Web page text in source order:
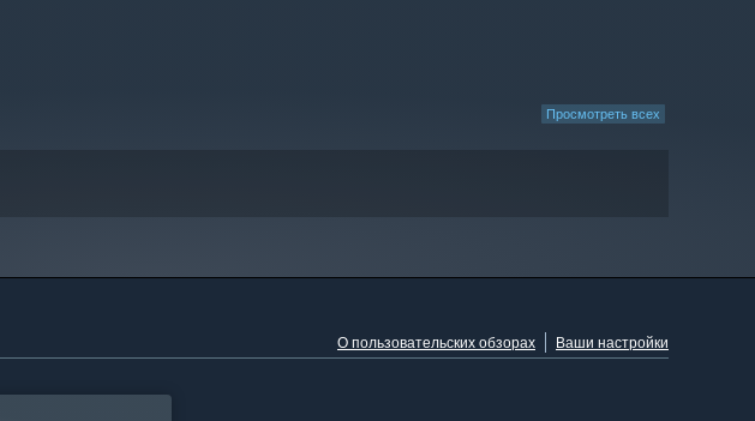
Просмотреть всех
О пользовательских обзорах Ваши настройки